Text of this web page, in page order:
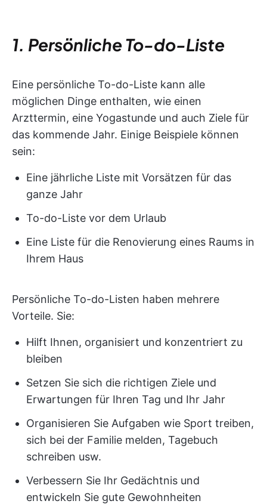
1. Persönliche To-do-Liste
Eine persönliche To-do-Liste kann alle
möglichen Dinge enthalten, wie einen
Arzttermin, eine Yogastunde und auch Ziele für
das kommende Jahr. Einige Beispiele können
sein:
Eine jährliche Liste mit Vorsätzen für das
ganze Jahr
To-do-Liste vor dem Urlaub
Eine Liste für die Renovierung eines Raums in
Ihrem Haus
Persönliche To-do-Listen haben mehrere
Vorteile. Sie:
Hilft Ihnen, organisiert und konzentriert zu
bleiben
Setzen Sie sich die richtigen Ziele und
Erwartungen für Ihren Tag und Ihr Jahr
Organisieren Sie Aufgaben wie Sport treiben,
sich bei der Familie melden, Tagebuch
schreiben usw.
Verbessern Sie Ihr Gedächtnis und
entwickeln Sie gute Gewohnheiten